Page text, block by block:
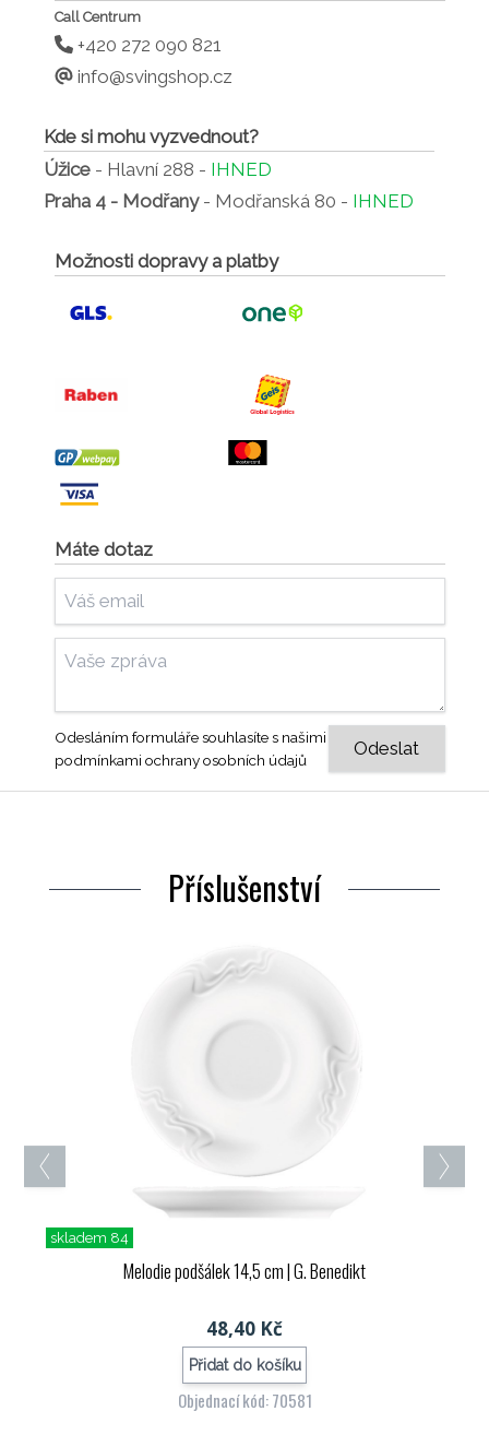
Call Centrum
+420 272 090 821
info@svingshop.cz
Kde si mohu vyzvednout?
Úžice - Hlavní 288 - IHNED
Praha 4 - Modřany- Modřanská 80 - IHNED
Možnosti dopravy a platby
Máte dotaz
Odesláním formuláře souhlasíte s našimi
podmínkami ochrany osobních údajů
Příslušenství
skladem 84
Melodie podšálek 14,5 cm| G. Benedikt
48,40 Kč
Přidat do košíku
Objednací kód: 70581